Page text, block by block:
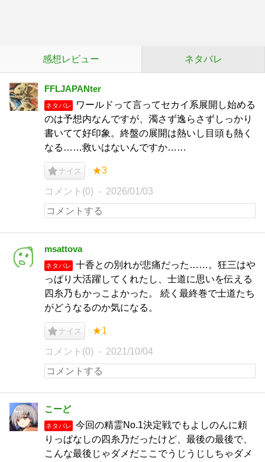
感想レビュー ネタバレ
FFLJAPANter
ネタバレ
ワールドって言ってセカイ系展開し始める
のは予想内なんですが、濁さず逸らさずしっかり
書いてて好印象。終盤の展開は熱いし目頭も熱く
なる……救いはないんですか……
ナイス ★3
コメント(0) 2026/01/03
msattova
ネタバレ
十香との別れが悲痛だった……。狂三はや
っぱり大活躍してくれたし、士道に思いを伝える
四糸乃もかっこよかった。 続く最終巻で士道たち
がどうなるのか気になる。
ナイス ★1
コメント(0) 2021/10/04
こーど
ネタバレ
今回の精霊No.1決定戦でもよしのんに頼
りっぱなしの四糸乃だったけど、最後の最後で、
こんな最後じゃダメだここでうじうじしちゃダメ